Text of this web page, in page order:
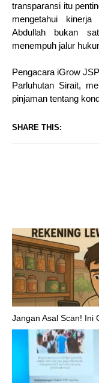
transparansi itu
mengetahui
Abdullah bukan
menempuh jalur
Pengacara iGrow
Parluhutan Sirait,
pinjaman tentang
SHARE THIS:
Jangan Asal Scan! Ini